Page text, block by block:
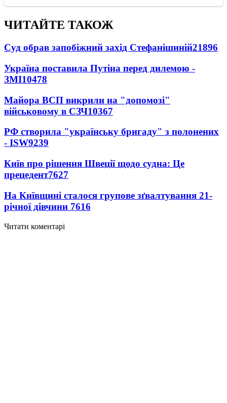
ЧИТАЙТЕ ТАКОЖ
Суд обрав запобіжний захід Стефанішиній21896
Україна поставила Путіна перед дилемою -
ЗМІ10478
Майора ВСП викрили на "допомозі"
військовому в СЗЧ10367
РФ створила "українську бригаду" з полонених
- ISW9239
Київ про рішення Швеції щодо судна: Це
прецедент7627
На Київщині сталося групове зґвалтування 21-
річної дівчини 7616
Читати коментарі